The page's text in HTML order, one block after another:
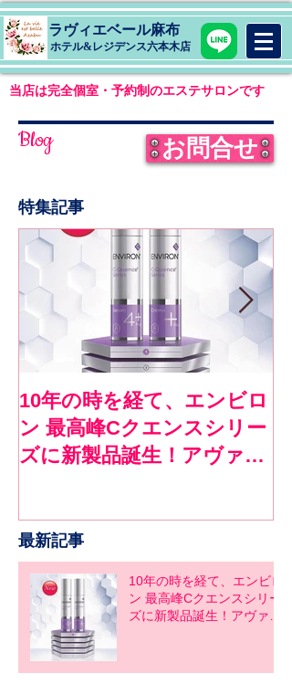
ラヴィエベール麻布
​ホテル&レジデンス六本木店
当店は完全個室・予約制のエステサロンです
Blog お問合せ
特集記事
10年の時を経て、エンビロ
ン 最高峰Cクエンスシリー
ズに新製品誕生！アヴァン
最新記事
10年の時を経て、エンビロ
ン 最高峰Cクエンスシリー
ズに新製品誕生！アヴァン